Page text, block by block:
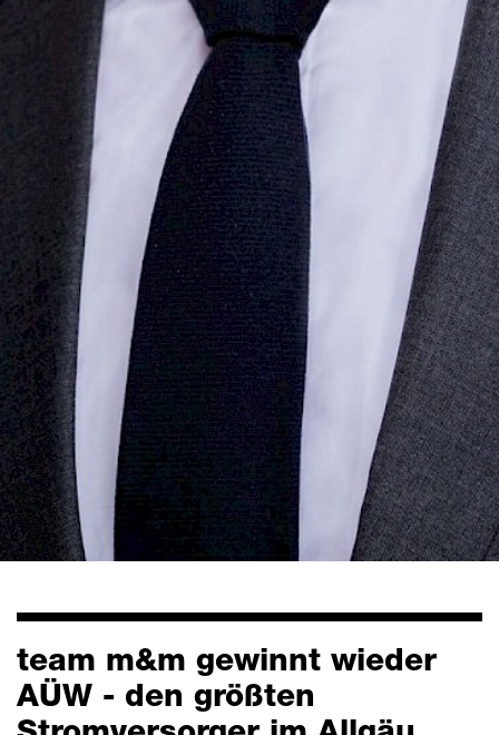
team m&m gewinnt wieder
AÜW - den größten